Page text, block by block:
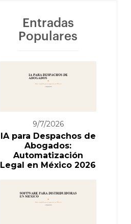
Entradas
Populares
9/7/2026
IA para Despachos de
Abogados:
Automatización
Legal en México 2026